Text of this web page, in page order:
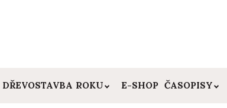
DŘEVOSTAVBA ROKU E-SHOP ČASOPISY